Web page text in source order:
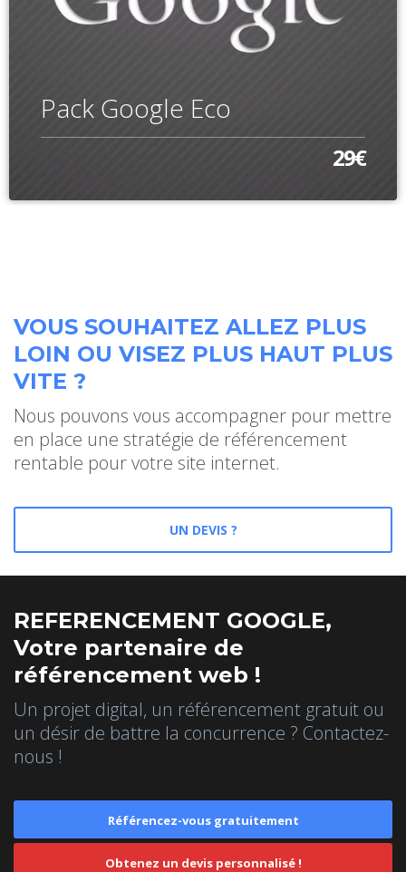
Pack Google Eco
29€
VOUS SOUHAITEZ ALLEZ PLUS
LOIN OU VISEZ PLUS HAUT PLUS
VITE ?
Nous pouvons vous accompagner pour mettre
en place une stratégie de référencement
rentable pour votre site internet.
UN DEVIS ?
REFERENCEMENT GOOGLE,
Votre partenaire de
référencement web !
Un projet digital, un référencement gratuit ou
un désir de battre la concurrence ? Contactez-
nous !
Référencez-vous gratuitement
Obtenez un devis personnalisé !